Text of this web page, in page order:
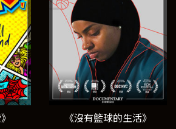
《沒有籃球的生活》